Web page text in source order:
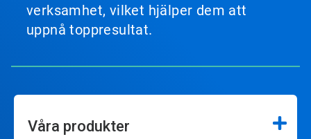
verksamhet, vilket hjälper dem att
uppnå toppresultat.
Våra produkter